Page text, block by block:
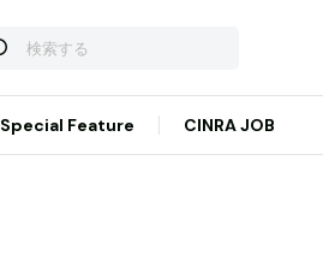
Special Feature CINRA JOB